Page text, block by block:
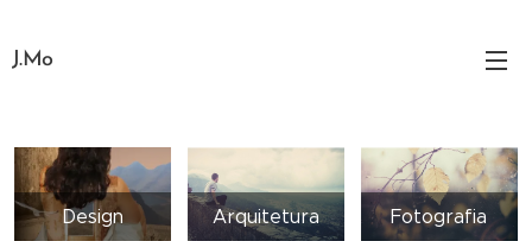
J.Mo
Design Arquitetura Fotografia